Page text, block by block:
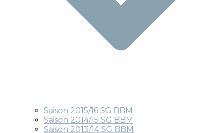
Saison 2015/16 SG BBM
Saison 2014/15 SG BBM
Saison 2013/14 SG BBM